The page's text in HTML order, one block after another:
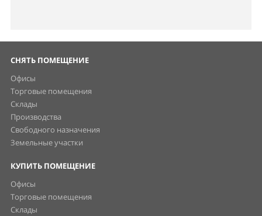
СНЯТЬ ПОМЕЩЕНИЕ
Офисы
Торговые помещения
Склады
Производства
Свободного назначения
Земельные участки
КУПИТЬ ПОМЕЩЕНИЕ
Офисы
Торговые помещения
Склады